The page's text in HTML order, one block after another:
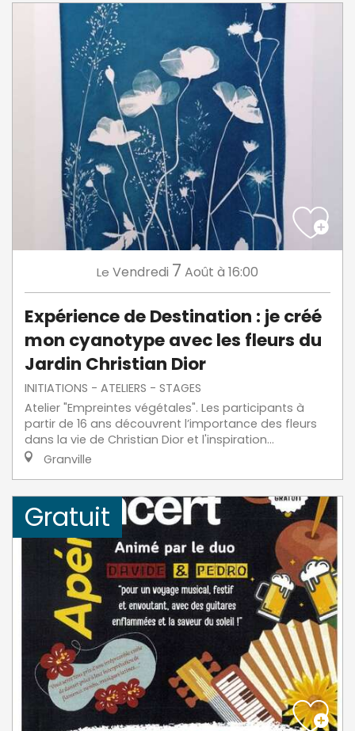
Le Vendredi 7 Août à 16:00
Expérience de Destination : je créé
mon cyanotype avec les fleurs du
Jardin Christian Dior
INITIATIONS - ATELIERS - STAGES
Atelier "Empreintes végétales". Les participants à
partir de 16 ans découvrent l’importance des fleurs
dans la vie de Christian Dior et l'inspiration...
Granville
Gratuit